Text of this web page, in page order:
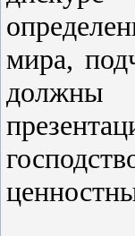
мира,
должны